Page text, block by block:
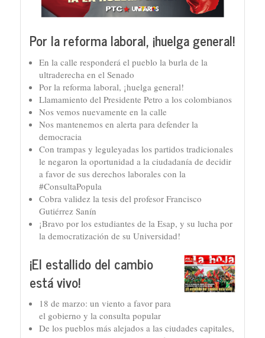
Por la reforma laboral, ¡huelga general!
En la calle responderá el pueblo la burla de la
ultraderecha en el Senado
Por la reforma laboral, ¡huelga general!
Llamamiento del Presidente Petro a los colombianos
Nos vemos nuevamente en la calle
Nos mantenemos en alerta para defender la
democracia
Con trampas y leguleyadas los partidos tradicionales
le negaron la oportunidad a la ciudadanía de decidir
a favor de sus derechos laborales con la
#ConsultaPopula
Cobra validez la tesis del profesor Francisco
Gutiérrez Sanín
¡Bravo por los estudiantes de la Esap, y su lucha por
la democratización de su Universidad!
¡El estallido del cambio
está vivo!
18 de marzo: un viento a favor para
el gobierno y la consulta popular
De los pueblos más alejados a las ciudades capitales,